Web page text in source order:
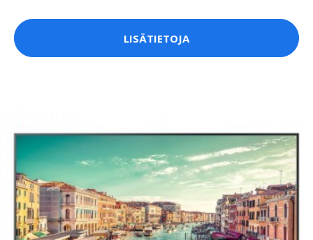
LISÄTIETOJA